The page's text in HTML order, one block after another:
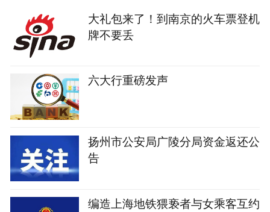
大礼包来了！到南京的火车票登机
牌不要丢
六大行重磅发声
扬州市公安局广陵分局资金返还公
告
编造上海地铁猥亵者与女乘客互约